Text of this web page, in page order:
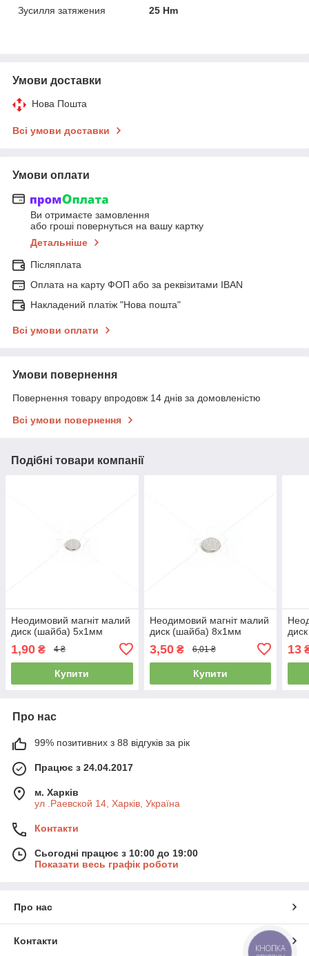
Зусилля затяжения
25 Hm
Умови доставки
Нова Пошта
Всі умови доставки
Умови оплати
Ви отримаєте замовлення
або гроші повернуться на вашу картку
Детальніше
Післяплата
Оплата на карту ФОП або за реквізитами IBAN
Накладений платіж "Нова пошта"
Всі умови оплати
Умови повернення
Повернення товару впродовж 14 днів за домовленістю
Всі умови повернення
Подібні товари компанії
Неодимовий магніт малий
диск (шайба) 5х1мм
1,90 ₴ 4 ₴
Купити
Неодимовий магніт малий
диск (шайба) 8х1мм
3,50₴ 6,01 ₴
Купити
13
Про нас
99% позитивних з 88 відгуків за рік
Працює з 24.04.2017
м. Харків
ул .Раевской 14, Харків, Україна
Контакти
Сьогодні працює з 10:00 до 19:00
Показати весь графік роботи
Про нас
Контакти
КНОПКА